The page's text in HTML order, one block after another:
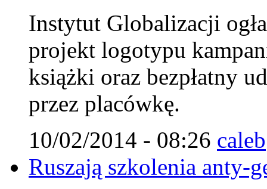
Instytut Globalizacji
projekt logotypu
książki oraz bezpłatny
przez placówkę.
10/02/2014 - 08:26 caleb
Ruszają szkolenia anty-